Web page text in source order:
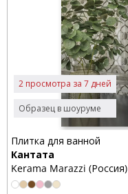
Образец в шоуруме
2 просмотра за 7 дней
Плитка для ванной
Кантата
Kerama Marazzi (Россия)